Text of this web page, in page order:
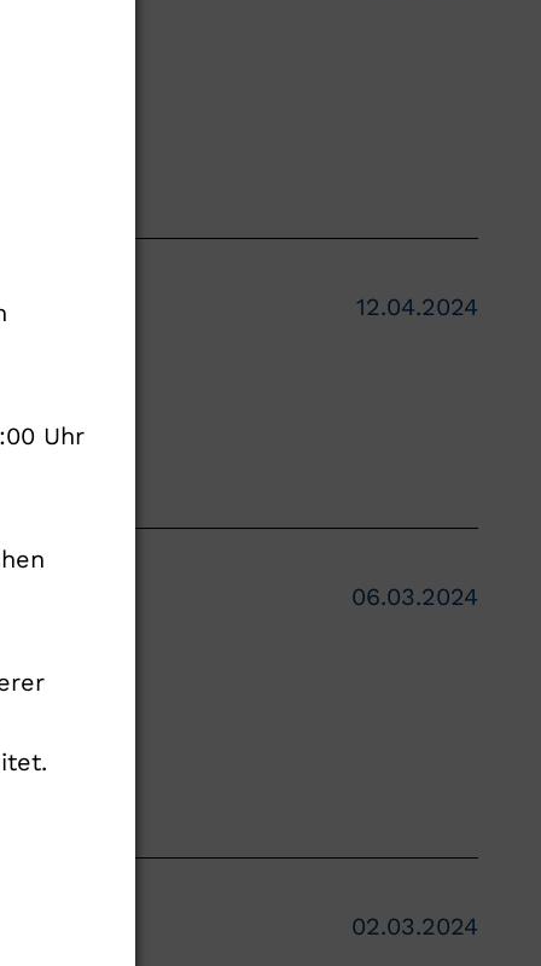
Uhr
12.04.2024
06.03.2024
02.03.2024